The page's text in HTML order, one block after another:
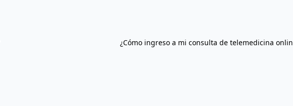
¿Cómo ingreso a mi consulta de telemedicina